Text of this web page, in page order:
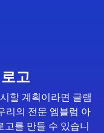
고
할 계획이라면 글램
리의 전문 엠블럼 아
고를 만들 수 있습니